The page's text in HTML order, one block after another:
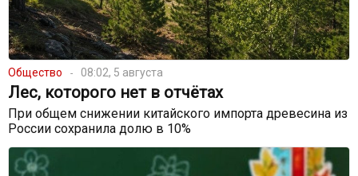
Общество 08:02, 5 августа
Лес, которого нет в отчётах
При общем снижении китайского импорта древесина из
России сохранила долю в 10%